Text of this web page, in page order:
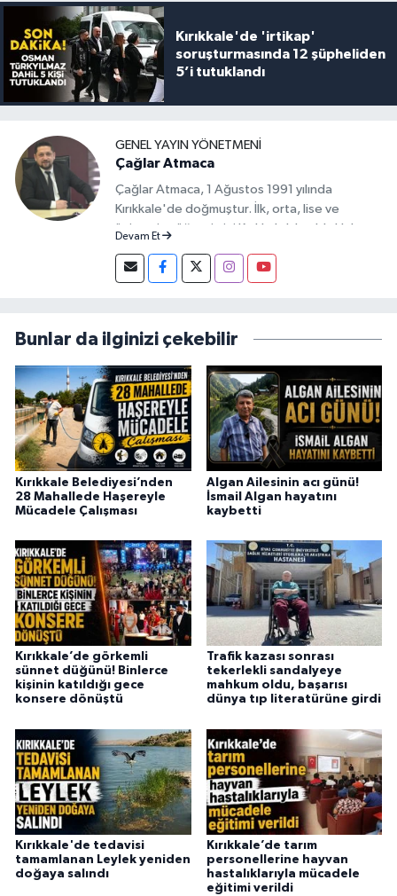
Kırıkkale'de 'irtikap'
soruşturmasında 12 şüpheliden
5’i tutuklandı
GENEL YAYIN YÖNETMENI
Çağlar Atmaca
Çağlar Atmaca, 1 Ağustos 1991 yılında
Kırıkkale'de doğmuştur. İlk, orta, lise ve
üniversite öğrenimini Kırıkkale'de aldı. Halen
Fakültesi, Siyaset Bilimi ve Kamu Yönetimi
öğrencisi olan Çağlar Atmaca, 2016 yılından
Devam Et
Bunlar da ilginizi çekebilir
Kırıkkale Belediyesi’nden
28 Mahallede Haşereyle
Mücadele Çalışması
Algan Ailesinin acı günü!
İsmail Algan hayatını
kaybetti
Kırıkkale’de görkemli
sünnet düğünü! Binlerce
kişinin katıldığı gece
konsere dönüştü
Trafik kazası sonrası
tekerlekli sandalyeye
mahkum oldu, başarısı
dünya tıp literatürüne girdi
Kırıkkale'de tedavisi
tamamlanan Leylek yeniden
doğaya salındı
Kırıkkale’de tarım
personellerine hayvan
hastalıklarıyla mücadele
eğitimi verildi